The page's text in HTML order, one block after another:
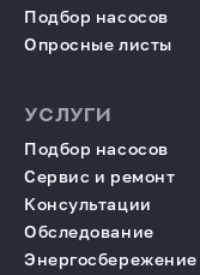
Подбор насосов
Опросные листы
УСЛУГИ
Подбор насосов
Сервис и ремонт
Консультации
Обследование
Энергосбережение